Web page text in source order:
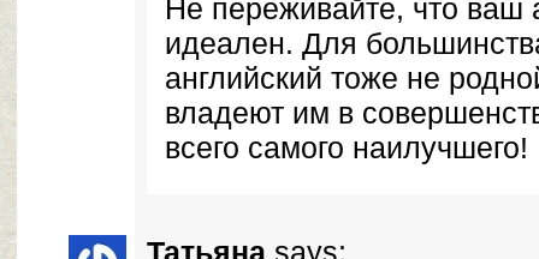
Не переживайте, что ваш
идеален. Для
английский тоже не
владеют им в
всего самого наилучшего!
Татьяна says: